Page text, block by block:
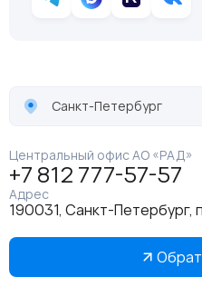
Санкт-Петербург
Центральный офис АО «РАД»
+7 812 777-57-57
Адрес
190031, Санкт-Петербург,